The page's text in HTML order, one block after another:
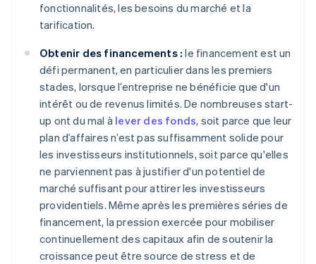
fonctionnalités, les besoins du marché et la
tarification.
Obtenir des financements : le financement est un
défi permanent, en particulier dans les premiers
stades, lorsque l’entreprise ne bénéficie que d'un
intérêt ou de revenus limités. De nombreuses start-
up ont du mal à lever des fonds, soit parce que leur
plan d’affaires n’est pas suffisamment solide pour
les investisseurs institutionnels, soit parce qu'elles
ne parviennent pas à justifier d'un potentiel de
marché suffisant pour attirer les investisseurs
providentiels. Même après les premières séries de
financement, la pression exercée pour mobiliser
continuellement des capitaux afin de soutenir la
croissance peut être source de stress et de